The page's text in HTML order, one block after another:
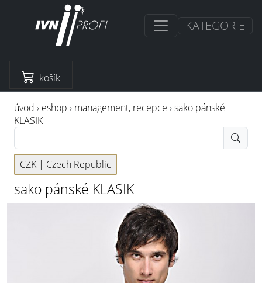
KATEGORIE
košík
úvod › eshop › management, recepce ›sako pánské
KLASIK
CZK | Czech Republic
sako pánské KLASIK